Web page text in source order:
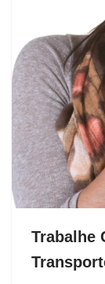
Trabalhe